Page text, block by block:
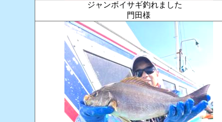
ジャンボイサギ釣れました
門田様